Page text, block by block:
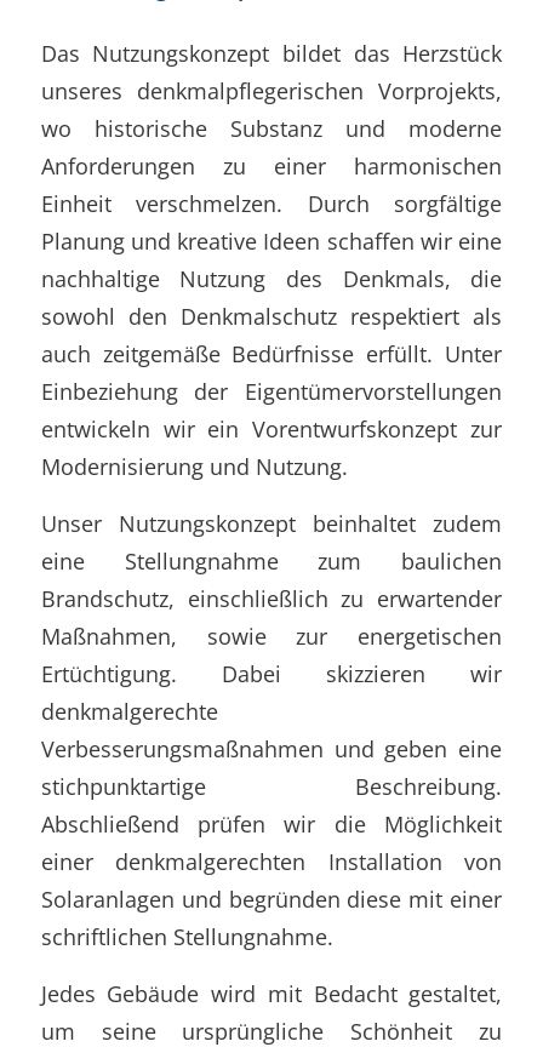
Das Nutzungskonzept bildet das Herzstück
unseres denkmalpflegerischen Vorprojekts,
wo historische Substanz und moderne
Anforderungen zu einer harmonischen
Einheit verschmelzen. Durch sorgfältige
Planung und kreative Ideen schaffen wir eine
nachhaltige Nutzung des Denkmals, die
sowohl den Denkmalschutz respektiert als
auch zeitgemäße Bedürfnisse erfüllt. Unter
Einbeziehung der Eigentümervorstellungen
entwickeln wir ein Vorentwurfskonzept zur
Modernisierung und Nutzung.
Unser Nutzungskonzept beinhaltet zudem
eine Stellungnahme zum baulichen
Brandschutz, einschließlich zu erwartender
Maßnahmen, sowie zur energetischen
Ertüchtigung. Dabei skizzieren wir
denkmalgerechte
Verbesserungsmaßnahmen und geben eine
stichpunktartige Beschreibung.
Abschließend prüfen wir die Möglichkeit
einer denkmalgerechten Installation von
Solaranlagen und begründen diese mit einer
schriftlichen Stellungnahme.
Jedes Gebäude wird mit Bedacht gestaltet,
um seine ursprüngliche Schönheit zu